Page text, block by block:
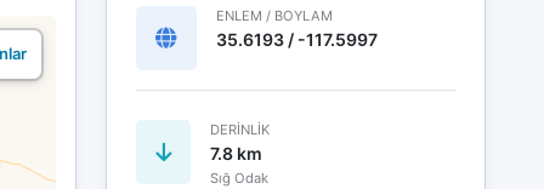
ENLEM / BOYLAM
35.6193 / -117.5997
DERINLIK
7.8 km
Sığ Odak